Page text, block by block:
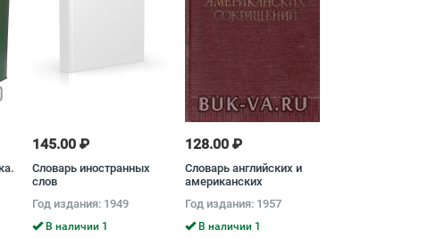
145.00 ₽
Словарь иностранных
слов
Год издания: 1949
В наличии 1
128.00 ₽
Словарь английских и
американских
Год издания: 1957
В наличии 1